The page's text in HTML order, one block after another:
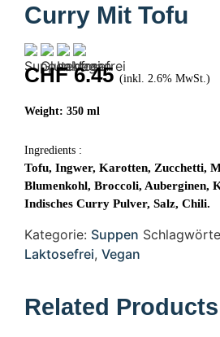
Curry Mit Tofu
CHF6.45 (inkl. 2.6% MwSt.)
Weight: 350 ml
Ingredients :
Tofu, Ingwer, Karotten, Zucchetti,
Blumenkohl, Broccoli, Auberginen,
Indisches Curry Pulver, Salz, Chili.
Kategorie: Suppen
Laktosefrei, Vegan